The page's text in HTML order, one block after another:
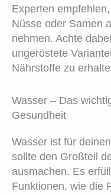
Experten
Nüsse oder Samen
nehmen. Achte
ungeröstete
Nährstoffe zu
Wasser – Das
Gesundheit
Wasser ist für
sollte den Großteil
ausmachen. Es
Funktionen, wie die